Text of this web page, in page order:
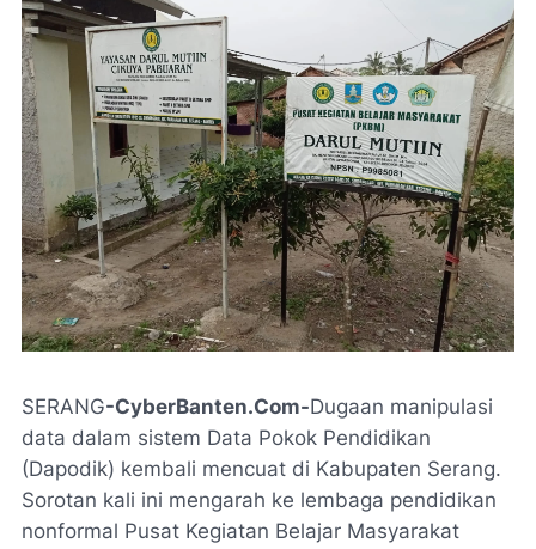
SERANG-CyberBanten.Com-Dugaan manipulasi
data dalam sistem Data Pokok Pendidikan
(Dapodik) kembali mencuat di Kabupaten Serang.
Sorotan kali ini mengarah ke lembaga pendidikan
nonformal Pusat Kegiatan Belajar Masyarakat